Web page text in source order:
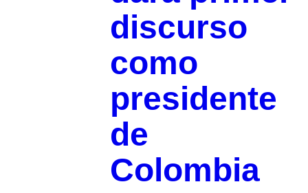
discurso
como
presidente
de
Colombia